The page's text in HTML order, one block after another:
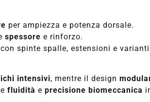
per ampiezza e potenza dorsale.
spessore e rinforzo.
spinte spalle, estensioni e
intensivi, mentre il design
fluidità eprecisione biomeccanica